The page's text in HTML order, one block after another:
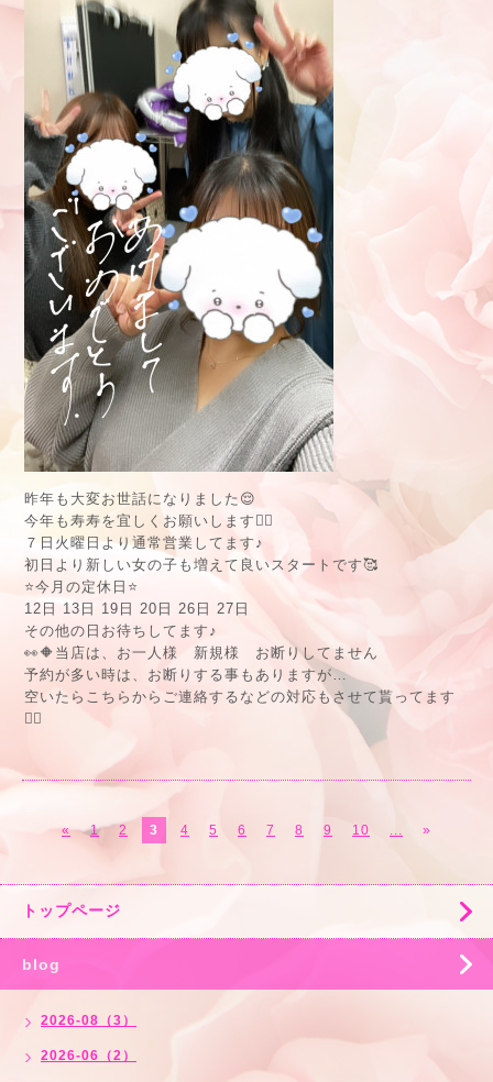
昨年も大変お世話になりました😌
今年も寿寿を宜しくお願いします🙇‍♀️
７日火曜日より通常営業してます♪
初日より新しい女の子も増えて良いスタートです🥰
⭐️今月の定休日⭐️
12日 13日 19日 20日 26日 27日
その他の日お待ちしてます♪
👀🔶当店は、お一人様 新規様 お断りしてません
予約が多い時は、お断りする事もありますが…
空いたらこちらからご連絡するなどの対応もさせて貰ってます
🙇‍♀️
« 1 2 3 4 5 6 7 8 9 10 ... »
トップページ
blog
2026-08（3）
2026-06（2）